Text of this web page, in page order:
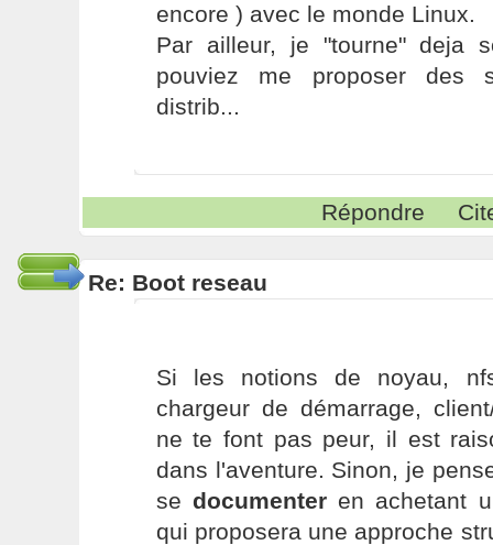
encore ) avec le monde Linux.
Par ailleur, je "tourne" deja
pouviez me proposer des
distrib...
Répondre
Re: Boot reseau
Si les notions de noyau,
chargeur de démarrage,
ne te font pas peur, il est
dans l'aventure. Sinon, je
se documenteren achetant
qui proposera une approche